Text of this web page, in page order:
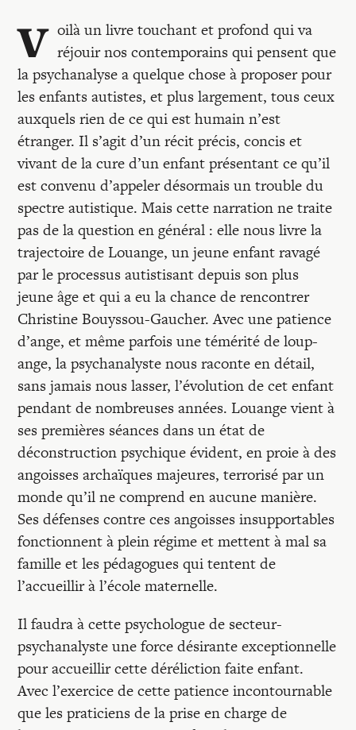
V oilà un livre touchant et profond qui va
réjouir nos contemporains qui pensent que
la psychanalyse a quelque chose à proposer pour
les enfants autistes, et plus largement, tous ceux
auxquels rien de ce qui est humain n’est
étranger. Il s’agit d’un récit précis, concis et
vivant de la cure d’un enfant présentant ce qu’il
est convenu d’appeler désormais un trouble du
spectre autistique. Mais cette narration ne traite
pas de la question en général : elle nous livre la
trajectoire de Louange, un jeune enfant ravagé
par le processus autistisant depuis son plus
jeune âge et qui a eu la chance de rencontrer
Christine Bouyssou-Gaucher. Avec une patience
d’ange, et même parfois une témérité de loup-
ange, la psychanalyste nous raconte en détail,
sans jamais nous lasser, l’évolution de cet enfant
pendant de nombreuses années. Louange vient à
ses premières séances dans un état de
déconstruction psychique évident, en proie à des
angoisses archaïques majeures, terrorisé par un
monde qu’il ne comprend en aucune manière.
Ses défenses contre ces angoisses insupportables
fonctionnent à plein régime et mettent à mal sa
famille et les pédagogues qui tentent de
l’accueillir à l’école maternelle.
Il faudra à cette psychologue de secteur-
psychanalyste une force désirante exceptionnelle
pour accueillir cette déréliction faite enfant.
Avec l’exercice de cette patience incontournable
que les praticiens de la prise en charge de